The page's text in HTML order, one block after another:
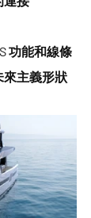
功能和線條
來主義形狀